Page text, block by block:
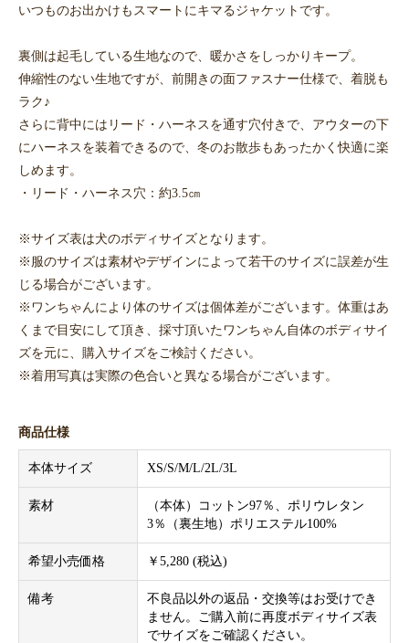
いつものお出かけもスマートにキマるジャケットです。
裏側は起毛している生地なので、暖かさをしっかりキープ。
伸縮性のない生地ですが、前開きの面ファスナー仕様で、着脱も
ラク♪
さらに背中にはリード・ハーネスを通す穴付きで、アウターの下
にハーネスを装着できるので、冬のお散歩もあったかく快適に楽
しめます。
・リード・ハーネス穴：約3.5㎝
※サイズ表は犬のボディサイズとなります。
※服のサイズは素材やデザインによって若干のサイズに誤差が生
じる場合がございます。
※ワンちゃんにより体のサイズは個体差がございます。体重はあ
くまで目安にして頂き、採寸頂いたワンちゃん自体のボディサイ
ズを元に、購入サイズをご検討ください。
※着用写真は実際の色合いと異なる場合がございます。
商品仕様
本体サイズ XS/S/M/L/2L/3L
素材
（本体）コットン97％、ポリウレタン
3％（裏生地）ポリエステル100%
希望小売価格 ￥5,280 (税込)
備考
不良品以外の返品・交換等はお受けでき
ません。ご購入前に再度ボディサイズ表
でサイズをご確認ください。